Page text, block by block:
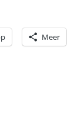
Meer